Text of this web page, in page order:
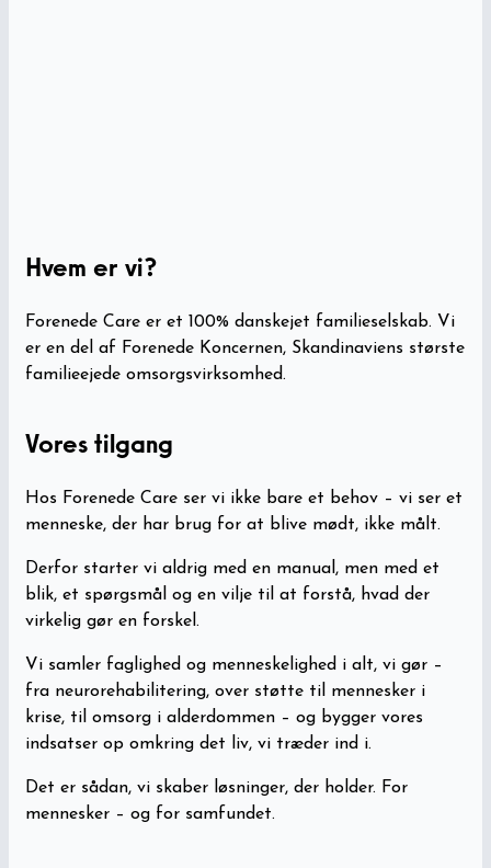
Hvem er vi?
Forenede Care er et 100% danskejet familieselskab. Vi
er en del af Forenede Koncernen, Skandinaviens største
familieejede omsorgsvirksomhed.
Vores tilgang
Hos Forenede Care ser vi ikke bare et behov – vi ser et
menneske, der har brug for at blive mødt, ikke målt.
Derfor starter vi aldrig med en manual, men med et
blik, et spørgsmål og en vilje til at forstå, hvad der
virkelig gør en forskel.
Vi samler faglighed og menneskelighed i alt, vi gør –
fra neurorehabilitering, over støtte til mennesker i
krise, til omsorg i alderdommen – og bygger vores
indsatser op omkring det liv, vi træder ind i.
Det er sådan, vi skaber løsninger, der holder. For
mennesker – og for samfundet.